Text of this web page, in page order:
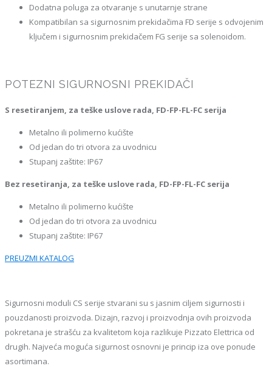
Dodatna poluga za otvaranje s unutarnje strane
Kompatibilan sa sigurnosnim prekidačima FD serije s odvojenim
ključem i sigurnosnim prekidačem FG serije sa solenoidom.
POTEZNI SIGURNOSNI PREKIDAČI
S resetiranjem, za teške uslove rada, FD-FP-FL-FC serija
Metalno ili polimerno kućište
Od jedan do tri otvora za uvodnicu
Stupanj zaštite: IP67
Bez resetiranja, za teške uslove rada, FD-FP-FL-FC serija
Metalno ili polimerno kućište
Od jedan do tri otvora za uvodnicu
Stupanj zaštite: IP67
PREUZMI KATALOG
Sigurnosni moduli CS serije stvarani su s jasnim ciljem sigurnosti i
pouzdanosti proizvoda. Dizajn, razvoj i proizvodnja ovih proizvoda
pokretana je strašću za kvalitetom koja razlikuje Pizzato Elettrica od
drugih. Najveća moguća sigurnost osnovni je princip iza ove ponude
asortimana.